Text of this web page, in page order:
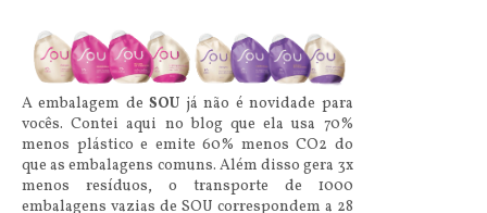
A embalagem deSOU já não é novidade para
vocês. Contei aqui no blog que ela usa 70%
menos plástico e emite 60% menos CO2 do
que as embalagens comuns. Além disso gera 3x
menos resíduos, o transporte de 1000
embalagens vazias de SOU correspondem a 28